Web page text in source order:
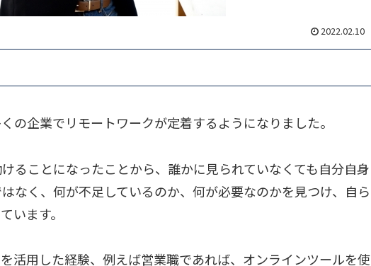
2022.02.10
の企業でリモートワークが定着するようになりました。
ることになったことから、誰かに見られていなくても自分自身
なく、何が不足しているのか、何が必要なのかを見つけ、自ら
います。
活用した経験、例えば営業職であれば、オンラインツールを使